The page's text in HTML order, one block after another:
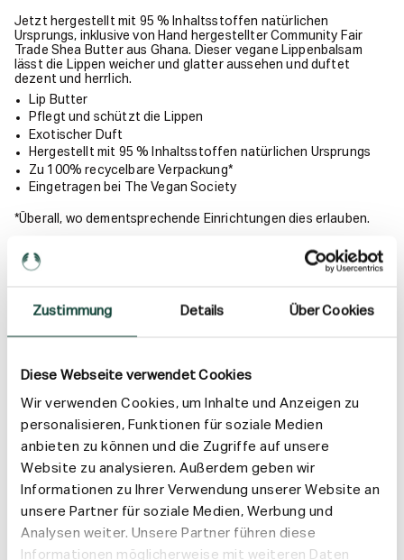
Zustimmung Details Über Cookies
Diese Webseite verwendet Cookies
Wir verwenden Cookies, um Inhalte und Anzeigen zu
personalisieren, Funktionen für soziale Medien
anbieten zu können und die Zugriffe auf unsere
Website zu analysieren. Außerdem geben wir
Informationen zu Ihrer Verwendung unserer Website an
unsere Partner für soziale Medien, Werbung und
Analysen weiter. Unsere Partner führen diese
Informationen möglicherweise mit weiteren Daten
Jetzt hergestellt mit 95 % Inhaltsstoffen natürlichen
Ursprungs, inklusive von Hand hergestellter Community Fair
Trade Shea Butter aus Ghana. Dieser vegane Lippenbalsam
lässt die Lippen weicher und glatter aussehen und duftet
dezent und herrlich.
Lip Butter
Pflegt und schützt die Lippen
Exotischer Duft
Hergestellt mit 95 % Inhaltsstoffen natürlichen Ursprungs
Zu 100% recycelbare Verpackung*
Eingetragen bei The Vegan Society
*Überall, wo dementsprechende Einrichtungen dies erlauben.
Anwendung
Inhaltsstoffe